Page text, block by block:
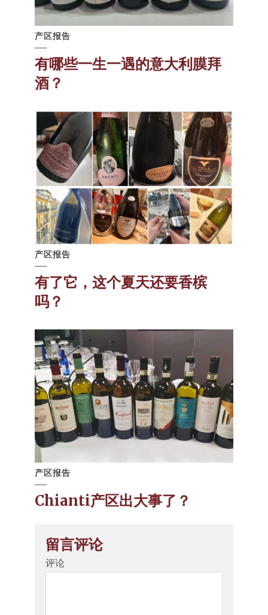
产区报告
有哪些一生一遇的意大利膜拜
酒？
产区报告
有了它，这个夏天还要香槟
吗？
产区报告
Chianti产区出大事了？
留言评论
评论